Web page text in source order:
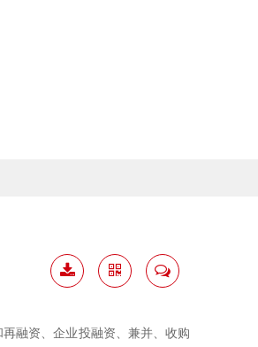
融资、企业投融资、兼并、收购